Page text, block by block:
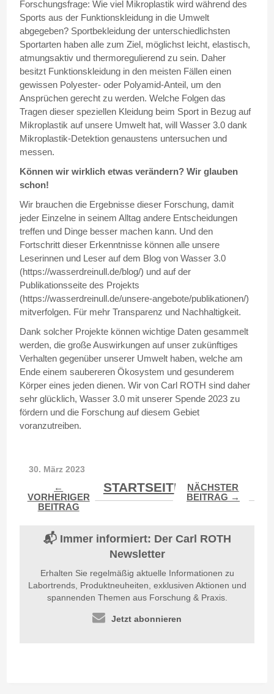
Forschungsfrage: Wie viel Mikroplastik wird während des
Sports aus der Funktionskleidung in die Umwelt
abgegeben? Sportbekleidung der unterschiedlichsten
Sportarten haben alle zum Ziel, möglichst leicht, elastisch,
atmungsaktiv und thermoregulierend zu sein. Daher
besitzt Funktionskleidung in den meisten Fällen einen
gewissen Polyester- oder Polyamid-Anteil, um den
Ansprüchen gerecht zu werden. Welche Folgen das
Tragen dieser speziellen Kleidung beim Sport in Bezug auf
Mikroplastik auf unsere Umwelt hat, will Wasser 3.0 dank
Mikroplastik-Detektion genaustens untersuchen und
messen.
Können wir wirklich etwas verändern? Wir glauben
schon!
Wir brauchen die Ergebnisse dieser Forschung, damit
jeder Einzelne in seinem Alltag andere Entscheidungen
treffen und Dinge besser machen kann. Und den
Fortschritt dieser Erkenntnisse können alle unsere
Leserinnen und Leser auf dem Blog von Wasser 3.0
(https://wasserdreinull.de/blog/) und auf der
Publikationsseite des Projekts
(https://wasserdreinull.de/unsere-angebote/publikationen/)
mitverfolgen. Für mehr Transparenz und Nachhaltigkeit.
Dank solcher Projekte können wichtige Daten gesammelt
werden, die große Auswirkungen auf unser zukünftiges
Verhalten gegenüber unserer Umwelt haben, welche am
Ende einem saubereren Ökosystem und gesunderem
Körper eines jeden dienen. Wir von Carl ROTH sind daher
sehr glücklich, Wasser 3.0 mit unserer Spende 2023 zu
fördern und die Forschung auf diesem Gebiet
voranzutreiben.
30. März 2023
←
VORHERIGER
BEITRAG
STARTSEITE
NÄCHSTER
BEITRAG →
📬 Immer informiert: Der Carl ROTH
Newsletter
Erhalten Sie regelmäßig aktuelle Informationen zu
Labortrends, Produktneuheiten, exklusiven Aktionen und
spannenden Themen aus Forschung & Praxis.
Jetzt abonnieren